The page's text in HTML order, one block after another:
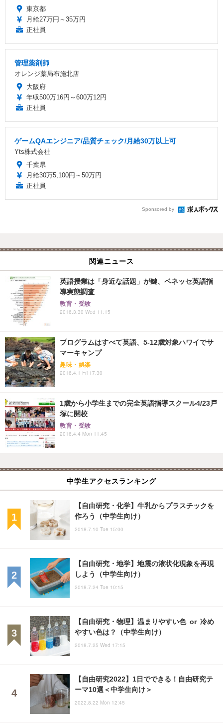
東京都
月給27万円～35万円
正社員
管理薬剤師
オレンジ薬局布施北店
大阪府
年収500万16円～600万12円
正社員
ゲームQAエンジニア/品質チェック/月給30万以上可
Yts株式会社
千葉県
月給30万5,100円～50万円
正社員
Sponsored by
関連ニュース
英語授業は「身近な話題」が鍵、ベネッセ英語指
導実態調査
教育・受験
2016.3.30 Wed 11:15
プログラムはすべて英語、5-12歳対象ハワイでサ
マーキャンプ
趣味・娯楽
2016.4.1 Fri 17:30
1歳から小学生までの完全英語指導スクール4/23戸
塚に開校
教育・受験
2016.4.4 Mon 11:45
中学生アクセスランキング
【自由研究・化学】牛乳からプラスチックを
作ろう（中学生向け）
2018.7.10 Tue 15:00
【自由研究・地学】地震の液状化現象を再現
しよう（中学生向け）
2018.7.24 Tue 10:15
【自由研究・物理】温まりやすい色 or 冷め
やすい色は？（中学生向け）
2018.7.25 Wed 17:15
【自由研究2022】1日でできる！自由研究テ
ーマ10選＜中学生向け＞
2022.8.22 Mon 12:45